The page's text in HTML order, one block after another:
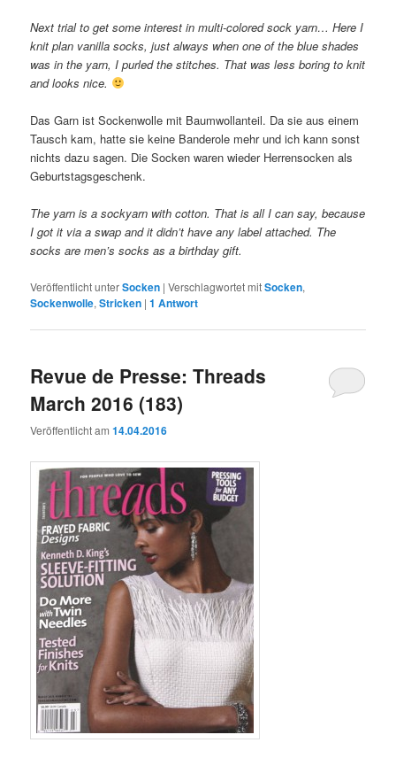
Next trial to get some interest in multi-colored sock yarn… Here I
knit plan vanilla socks, just always when one of the blue shades
was in the yarn, I purled the stitches. That was less boring to knit
and looks nice.
Das Garn ist Sockenwolle mit Baumwollanteil. Da sie aus einem
Tausch kam, hatte sie keine Banderole mehr und ich kann sonst
nichts dazu sagen. Die Socken waren wieder Herrensocken als
Geburtstagsgeschenk.
The yarn is a sockyarn with cotton. That is all I can say, because
I got it via a swap and it didn’t have any label attached. The
socks are men’s socks as a birthday gift.
Veröffentlicht unterSocken |Verschlagwortet mitSocken,
Sockenwolle,Stricken |1 Antwort
Revue de Presse: Threads
March 2016 (183)
Veröffentlicht am14.04.2016